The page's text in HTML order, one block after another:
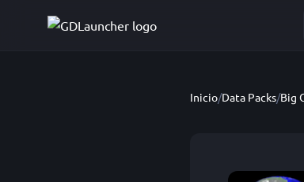
Inicio/Data Packs/Big